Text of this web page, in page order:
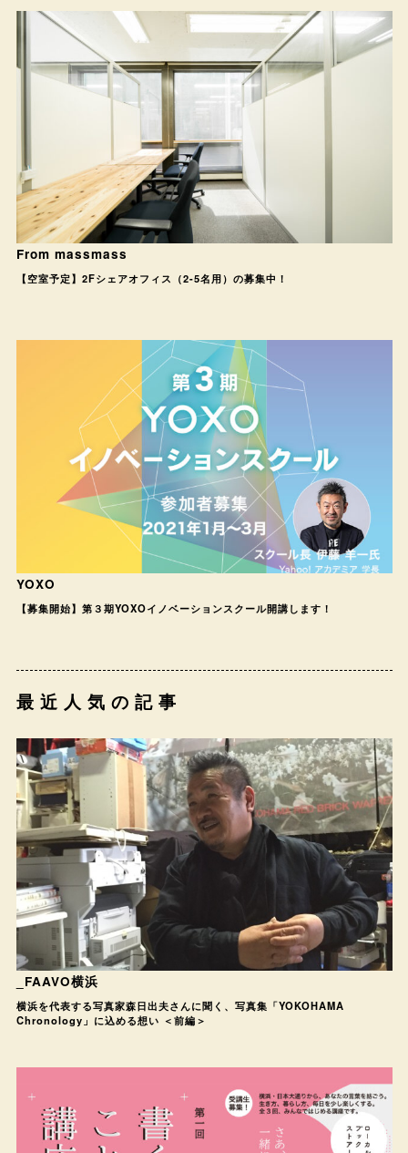
From massmass
【空室予定】2Fシェアオフィス（2-5名用）の募集中！
YOXO
【募集開始】第３期YOXOイノベーションスクール開講します！
最近人気の記事
_FAAVO横浜
横浜を代表する写真家森日出夫さんに聞く、写真集「YOKOHAMA
Chronology」に込める想い ＜前編＞